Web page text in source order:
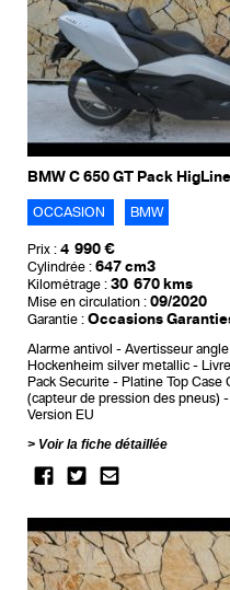
BMW C 650 GT Pack
OCCASION BMW
Prix : 4 990 €
Cylindrée : 647 cm3
Kilométrage : 30 670 kms
Mise en circulation : 09/2020
Garantie : Occasions
Alarme antivol Avertisseur
Hockenheim silver metallic
Pack Securite
Platine Top Case
(capteur de pression des pneus)
Version EU
Voir la fiche détaillée